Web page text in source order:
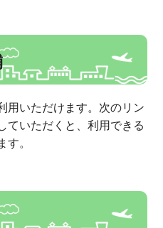
用いただけます。次のリン
ていただくと、利用できる
す。